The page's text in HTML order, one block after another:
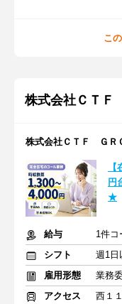
こ
株式会社ＣＴＦ
株式会社ＣＴＦ ＧＲ
円
★
給与
シフト
雇用形態
業務
アクセス
西１